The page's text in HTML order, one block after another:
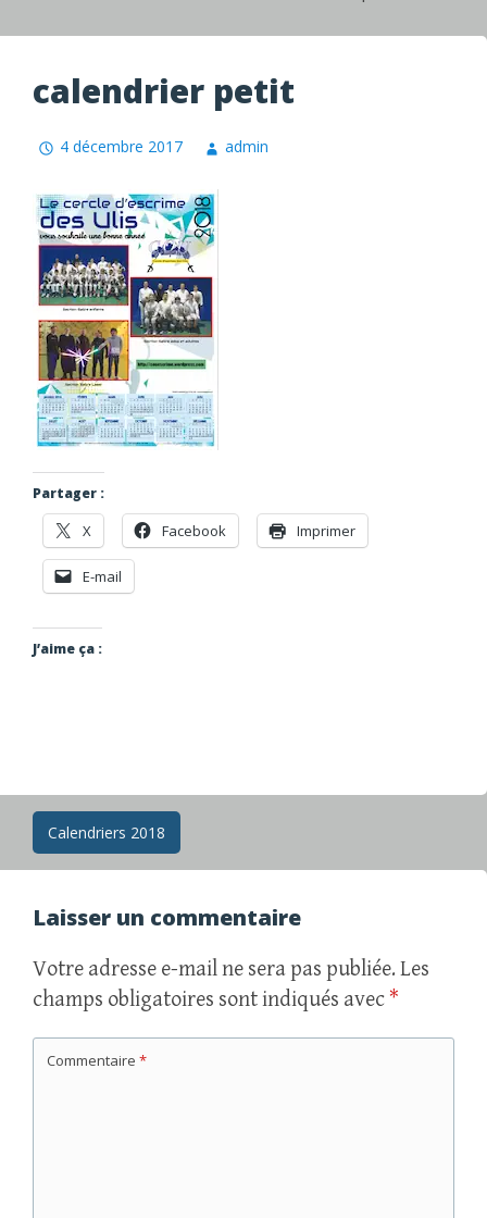
calendrier petit
4 décembre 2017 admin
Partager :
X Facebook Imprimer
E-mail
J’aime ça :
Navigation
des
articles
Calendriers 2018
Laisser un commentaire
Votre adresse e-mail ne sera pas publiée. Les
champs obligatoires sont indiqués avec *
Commentaire *